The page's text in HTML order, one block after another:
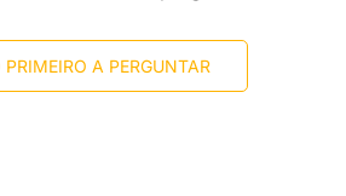
PRIMEIRO A PERGUNTAR